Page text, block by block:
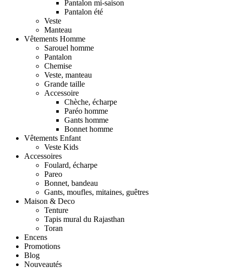
Pantalon mi-saison
Pantalon été
Veste
Manteau
Vêtements Homme
Sarouel homme
Pantalon
Chemise
Veste, manteau
Grande taille
Accessoire
Chèche, écharpe
Paréo homme
Gants homme
Bonnet homme
Vêtements Enfant
Veste Kids
Accessoires
Foulard, écharpe
Pareo
Bonnet, bandeau
Gants, moufles, mitaines, guêtres
Maison & Deco
Tenture
Tapis mural du Rajasthan
Toran
Encens
Promotions
Blog
Nouveautés